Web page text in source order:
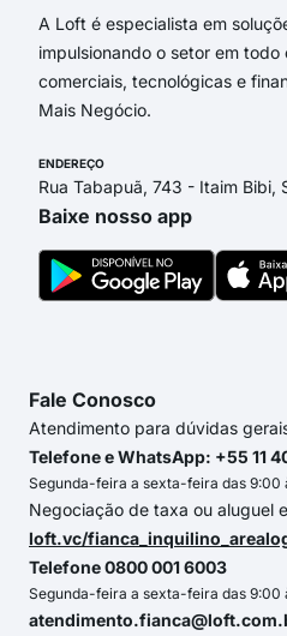
A Loft é especialista em
impulsionando o setor em todo
comerciais, tecnológicas e
Mais Negócio.
ENDEREÇO
Rua Tabapuã, 743 - Itaim Bibi,
Baixe nosso app
Fale Conosco
Atendimento para dúvidas
Telefone e WhatsApp: +55 11
Segunda-feira a sexta-feira das 9:00
Negociação de taxa ou aluguel
loft.vc/
Telefone 0800 001 6003
Segunda-feira a sexta-feira das 9:00